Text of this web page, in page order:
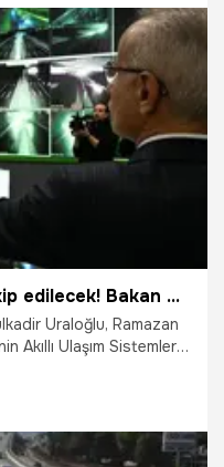
sürüyor. 43 ilin
alan ve 'kilit kavşak'
araç yoğunluğu devam
Bayram trafiği AUS’tan takip edilecek! Bakan Uraloğlu: Bütün önlemlerimizi aldık
Uraloğlu, Ramazan
Akıllı Ulaşım Sistemleri